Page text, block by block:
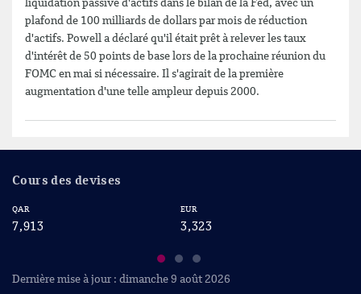
liquidation passive d'actifs dans le bilan de la Fed, avec un
plafond de 100 milliards de dollars par mois de réduction
d'actifs. Powell a déclaré qu'il était prêt à relever les taux
d'intérêt de 50 points de base lors de la prochaine réunion du
FOMC en mai si nécessaire. Il s'agirait de la première
augmentation d'une telle ampleur depuis 2000.
Cours des devises
QAR
7,913
EUR
3,323
Dernière mise à jour : dimanche 9 août 2026